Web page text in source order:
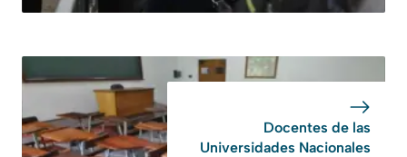
Docentes de las
Universidades Nacionales